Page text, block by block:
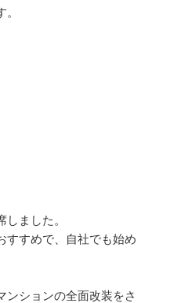
ました。
すすめで、自社でも始め
ンションの全面改装をさ